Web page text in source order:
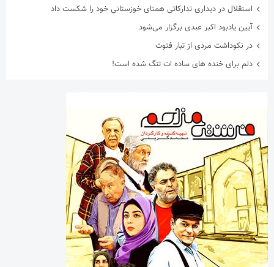
استقلال در دیداری تدارکاتی همتای خوزستانی خود را شکست داد
آیین یادبود اکبر عبدی برگزار می‌شود
در نکوداشت مردی از تبار فتوت
دلم برای خنده های ساده ات تنگ شده است!